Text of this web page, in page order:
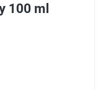
100 ml